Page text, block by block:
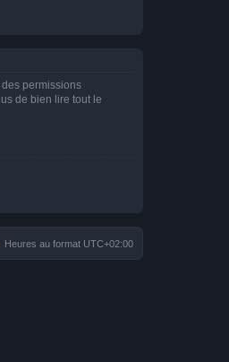
permissions
de bien lire tout le
Heures au format UTC+02:00